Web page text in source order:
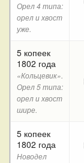
Орел 4 типа:
орел и хвост
уже.
5 копеек
1802 года
«Кольцевик».
Орел 5 типа:
орел и хвост
шире.
5 копеек
1802 года
Новодел